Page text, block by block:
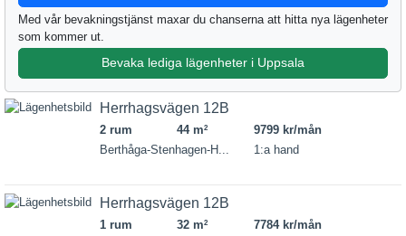
Med vår bevakningstjänst maxar du chanserna att hitta nya lägenheter
som kommer ut.
Bevaka lediga lägenheter i Uppsala
Herrhagsvägen 12B
2 rum 44 m2
9799 kr/mån
Berthåga-Stenhagen-H...
1:a hand
Herrhagsvägen 12B
1 rum 32 m2
7784 kr/mån